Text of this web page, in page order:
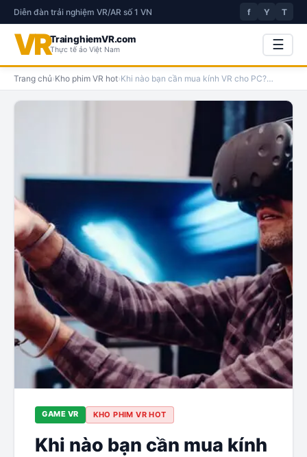
Diễn đàn trải nghiệm VR/AR số 1 VN f Y T
VRTrainghiemVR.com
Thực tế ảo Việt Nam ☰
Trang chủ›Kho phim VR hot›Khi nào bạn cần mua kính VR cho PC?…
GAME VR KHO PHIM VR HOT
Khi nào bạn cần mua kính